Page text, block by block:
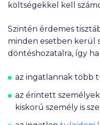
költségekkel kell
Szintén érdemes
minden esetben kerül
döntéshozatalra, így ha
az ingatlannak több
az érintett
kiskorú személy is